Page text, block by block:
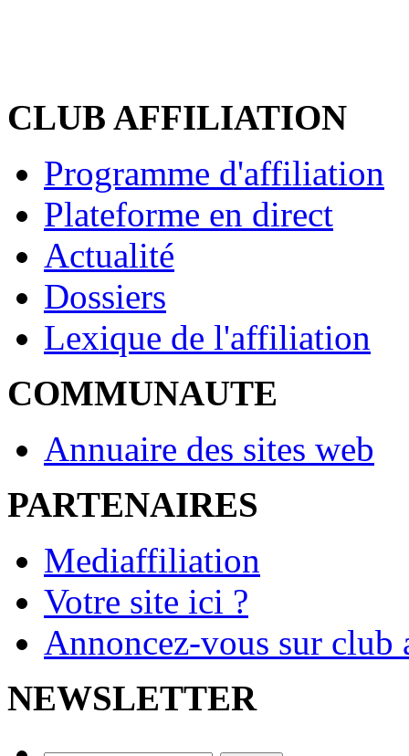
CLUB AFFILIATION
Programme d'affiliation
Plateforme en direct
Actualité
Dossiers
Lexique de l'affiliation
COMMUNAUTE
Annuaire des sites web
PARTENAIRES
Mediaffiliation
Votre site ici ?
Annoncez-vous sur
NEWSLETTER